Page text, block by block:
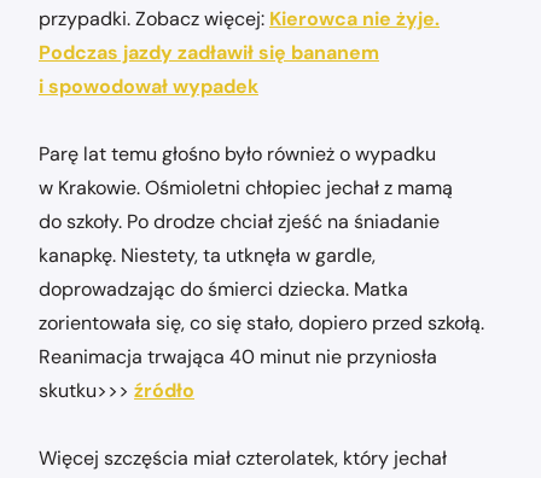
przypadki. Zobacz więcej: Kierowca nie żyje.
Podczas jazdy zadławił się bananem
i spowodował wypadek
Parę lat temu głośno było również o wypadku
w Krakowie. Ośmioletni chłopiec jechał z mamą
do szkoły. Po drodze chciał zjeść na śniadanie
kanapkę. Niestety, ta utknęła w gardle,
doprowadzając do śmierci dziecka. Matka
zorientowała się, co się stało, dopiero przed szkołą.
Reanimacja trwająca 40 minut nie przyniosła
skutku>>> źródło
Więcej szczęścia miał czterolatek, który jechał